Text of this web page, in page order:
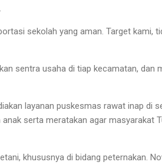
sekolah yang aman. Target kami,
sentra usaha di tiap kecamatan, dan
layanan puskesmas rawat inap di
serta meratakan agar masyarakat
khususnya di bidang peternakan.